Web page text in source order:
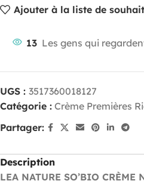
Ajouter à la liste de
13 Les gens qui
UGS : 3517360018127
Catégorie : Crème Premières
Partager:
Description
LEA NATURE SO’BIO CRÈME